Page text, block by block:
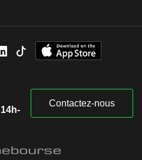
Contactez-nous